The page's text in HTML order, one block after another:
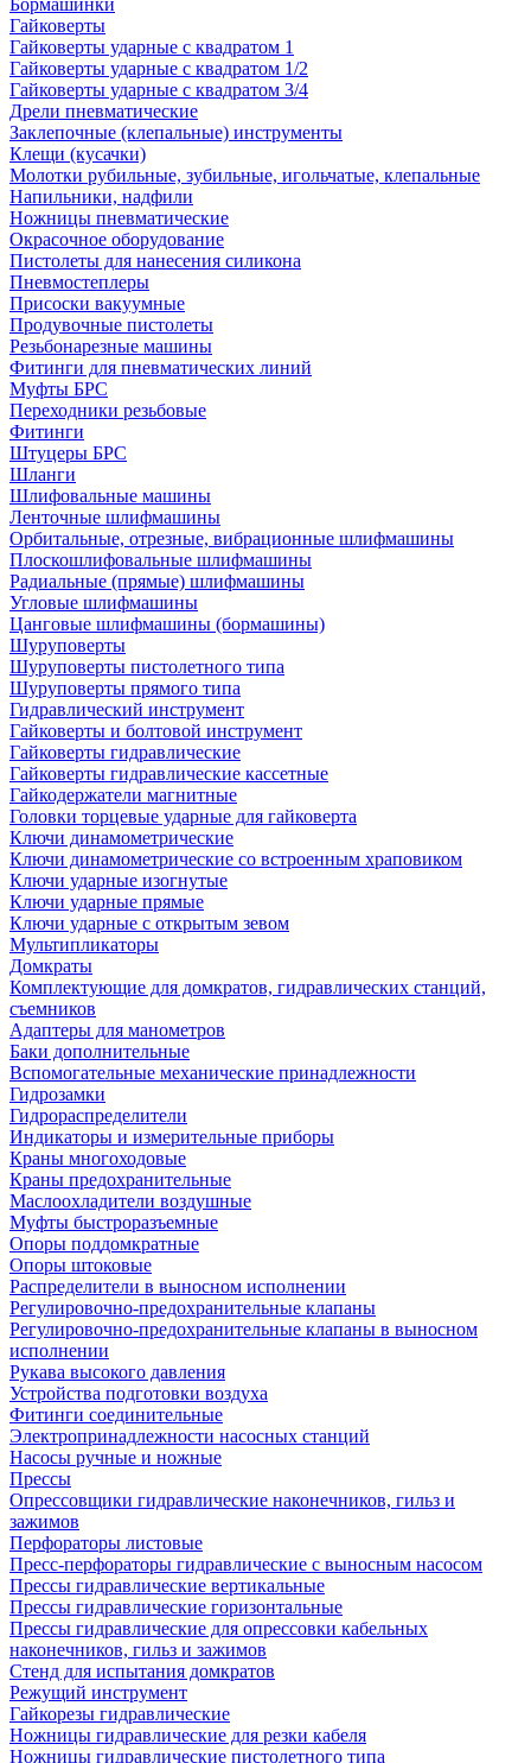
Бормашинки
Гайковерты
Гайковерты ударные с квадратом 1
Гайковерты ударные с квадратом 1/2
Гайковерты ударные с квадратом 3/4
Дрели пневматические
Заклепочные (клепальные) инструменты
Клещи (кусачки)
Молотки рубильные, зубильные, игольчатые, клепальные
Напильники, надфили
Ножницы пневматические
Окрасочное оборудование
Пистолеты для нанесения силикона
Пневмостеплеры
Присоски вакуумные
Продувочные пистолеты
Резьбонарезные машины
Фитинги для пневматических линий
Муфты БРС
Переходники резьбовые
Фитинги
Штуцеры БРС
Шланги
Шлифовальные машины
Ленточные шлифмашины
Орбитальные, отрезные, вибрационные шлифмашины
Плоскошлифовальные шлифмашины
Радиальные (прямые) шлифмашины
Угловые шлифмашины
Цанговые шлифмашины (бормашины)
Шуруповерты
Шуруповерты пистолетного типа
Шуруповерты прямого типа
Гидравлический инструмент
Гайковерты и болтовой инструмент
Гайковерты гидравлические
Гайковерты гидравлические кассетные
Гайкодержатели магнитные
Головки торцевые ударные для гайковерта
Ключи динамометрические
Ключи динамометрические со встроенным храповиком
Ключи ударные изогнутые
Ключи ударные прямые
Ключи ударные с открытым зевом
Мультипликаторы
Домкраты
Комплектующие для домкратов, гидравлических станций,
съемников
Адаптеры для манометров
Баки дополнительные
Вспомогательные механические принадлежности
Гидрозамки
Гидрораспределители
Индикаторы и измерительные приборы
Краны многоходовые
Краны предохранительные
Маслоохладители воздушные
Муфты быстроразъемные
Опоры поддомкратные
Опоры штоковые
Распределители в выносном исполнении
Регулировочно-предохранительные клапаны
Регулировочно-предохранительные клапаны в выносном
исполнении
Рукава высокого давления
Устройства подготовки воздуха
Фитинги соединительные
Электропринадлежности насосных станций
Насосы ручные и ножные
Прессы
Опрессовщики гидравлические наконечников, гильз и
зажимов
Перфораторы листовые
Пресс-перфораторы гидравлические с выносным насосом
Прессы гидравлические вертикальные
Прессы гидравлические горизонтальные
Прессы гидравлические для опрессовки кабельных
наконечников, гильз и зажимов
Стенд для испытания домкратов
Режущий инструмент
Гайкорезы гидравлические
Ножницы гидравлические для резки кабеля
Ножницы гидравлические пистолетного типа